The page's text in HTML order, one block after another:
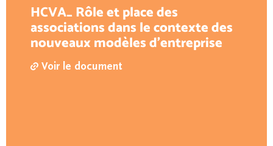
HCVA_ Rôle et place des
associations dans le contexte des
nouveaux modèles d’entreprise
Voir le document